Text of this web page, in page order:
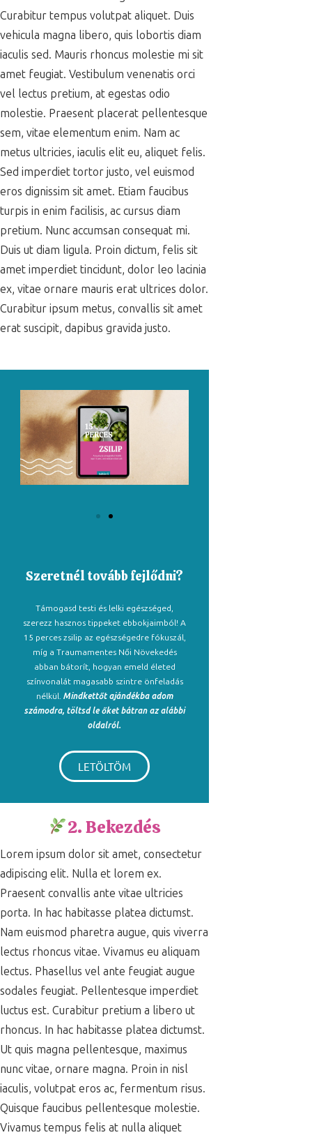
Curabitur tempus volutpat aliquet. Duis
vehicula magna libero, quis lobortis diam
iaculis sed. Mauris rhoncus molestie mi sit
amet feugiat. Vestibulum venenatis orci
vel lectus pretium, at egestas odio
molestie. Praesent placerat pellentesque
sem, vitae elementum enim. Nam ac
metus ultricies, iaculis elit eu, aliquet felis.
Sed imperdiet tortor justo, vel euismod
eros dignissim sit amet. Etiam faucibus
turpis in enim facilisis, ac cursus diam
pretium. Nunc accumsan consequat mi.
Duis ut diam ligula. Proin dictum, felis sit
amet imperdiet tincidunt, dolor leo lacinia
ex, vitae ornare mauris erat ultrices dolor.
Curabitur ipsum metus, convallis sit amet
erat suscipit, dapibus gravida justo.
Szeretnél tovább fejlődni?
Támogasd testi és lelki egészséged,
szerezz hasznos tippeket ebbokjaimból! A
15 perces zsilip az egészségedre fókuszál,
míg a Traumamentes Női Növekedés
abban bátorít, hogyan emeld életed
színvonalát magasabb szintre önfeladás
nélkül. Mindkettőt ajándékba adom
számodra, töltsd le őket bátran az alábbi
oldalról.
LETÖLTÖM
2. Bekezdés
Lorem ipsum dolor sit amet, consectetur
adipiscing elit. Nulla et lorem ex.
Praesent convallis ante vitae ultricies
porta. In hac habitasse platea dictumst.
Nam euismod pharetra augue, quis viverra
lectus rhoncus vitae. Vivamus eu aliquam
lectus. Phasellus vel ante feugiat augue
sodales feugiat. Pellentesque imperdiet
luctus est. Curabitur pretium a libero ut
rhoncus. In hac habitasse platea dictumst.
Ut quis magna pellentesque, maximus
nunc vitae, ornare magna. Proin in nisl
iaculis, volutpat eros ac, fermentum risus.
Quisque faucibus pellentesque molestie.
Vivamus tempus felis at nulla aliquet